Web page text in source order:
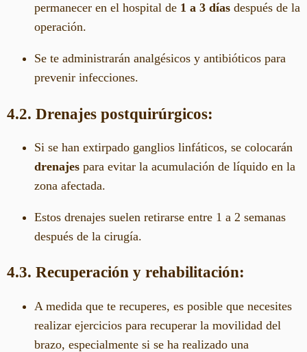
permanecer en el hospital de 1 a 3 días después de la
operación.
Se te administrarán analgésicos y antibióticos para
prevenir infecciones.
4.2. Drenajes postquirúrgicos:
Si se han extirpado ganglios linfáticos, se colocarán
drenajes para evitar la acumulación de líquido en la
zona afectada.
Estos drenajes suelen retirarse entre 1 a 2 semanas
después de la cirugía.
4.3. Recuperación y rehabilitación:
A medida que te recuperes, es posible que necesites
realizar ejercicios para recuperar la movilidad del
brazo, especialmente si se ha realizado una